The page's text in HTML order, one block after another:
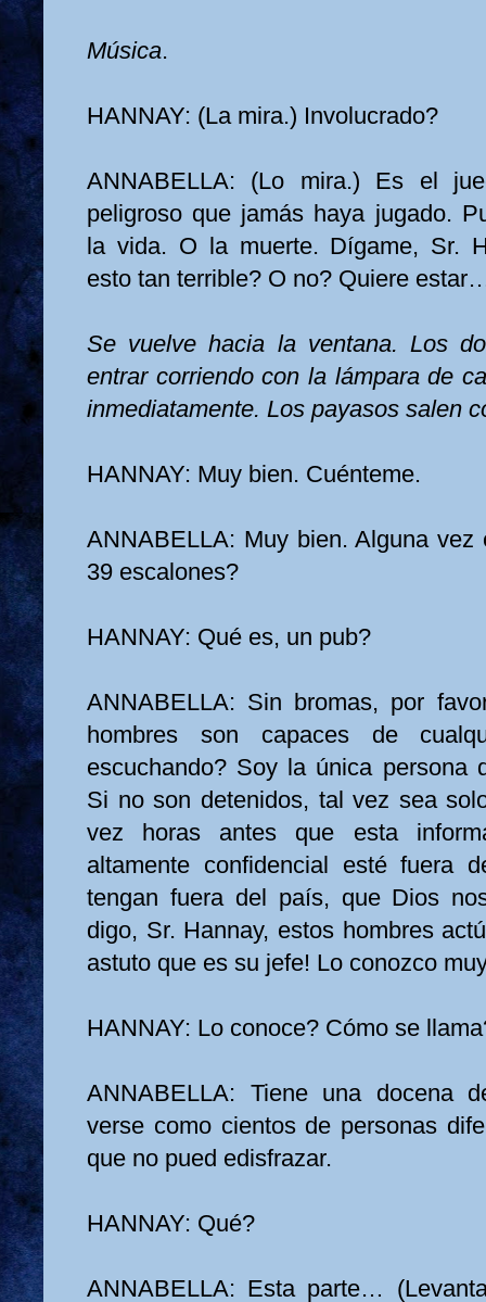
Música.
HANNAY: (La mira.) Involucrado?
ANNABELLA: (Lo mira.) Es el
peligroso que jamás haya jugado.
la vida. O la muerte. Dígame, Sr.
esto tan terrible? O no? Quiere
Se vuelve hacia la ventana. Los
entrar corriendo con la lámpara de
inmediatamente. Los payasos salen
HANNAY: Muy bien. Cuénteme.
ANNABELLA: Muy bien. Alguna vez
39 escalones?
HANNAY: Qué es, un pub?
ANNABELLA: Sin bromas, por
hombres son capaces de
escuchando? Soy la única persona
Si no son detenidos, tal vez sea
vez horas antes que esta
altamente confidencial esté fuera
tengan fuera del país, que Dios
digo, Sr. Hannay, estos hombres
astuto que es su jefe! Lo conozco
HANNAY: Lo conoce? Cómo se
ANNABELLA: Tiene una docena
verse como cientos de personas
que no pued edisfrazar.
HANNAY: Qué?
ANNABELLA: Esta parte…